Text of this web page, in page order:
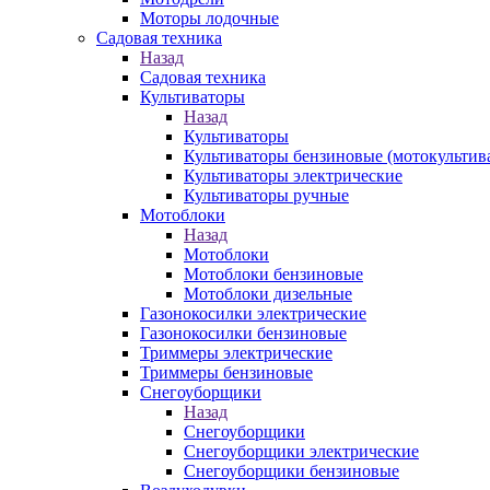
Моторы лодочные
Садовая техника
Назад
Садовая техника
Культиваторы
Назад
Культиваторы
Культиваторы бензиновые
Культиваторы электрические
Культиваторы ручные
Мотоблоки
Назад
Мотоблоки
Мотоблоки бензиновые
Мотоблоки дизельные
Газонокосилки электрические
Газонокосилки бензиновые
Триммеры электрические
Триммеры бензиновые
Снегоуборщики
Назад
Снегоуборщики
Снегоуборщики электрические
Снегоуборщики бензиновые